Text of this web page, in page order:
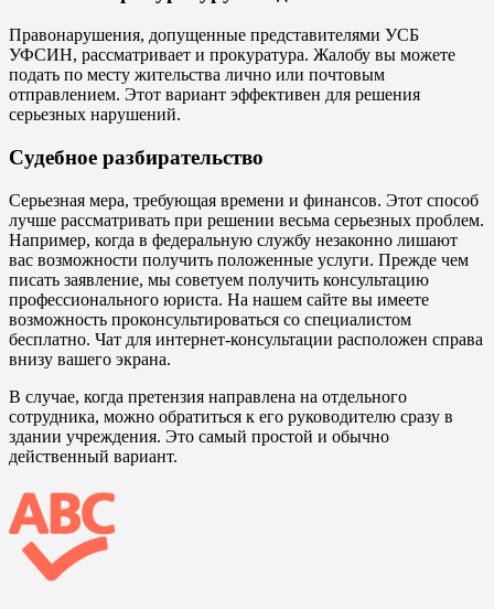
Правонарушения, допущенные представителями УСБ
УФСИН, рассматривает и прокуратура. Жалобу вы можете
подать по месту жительства лично или почтовым
отправлением. Этот вариант эффективен для решения
серьезных нарушений.
Судебное разбирательство
Серьезная мера, требующая времени и финансов. Этот способ
лучше рассматривать при решении весьма серьезных проблем.
Например, когда в федеральную службу незаконно лишают
вас возможности получить положенные услуги. Прежде чем
писать заявление, мы советуем получить консультацию
профессионального юриста. На нашем сайте вы имеете
возможность проконсультироваться со специалистом
бесплатно. Чат для интернет-консультации расположен справа
внизу вашего экрана.
В случае, когда претензия направлена на отдельного
сотрудника, можно обратиться к его руководителю сразу в
здании учреждения. Это самый простой и обычно
действенный вариант.